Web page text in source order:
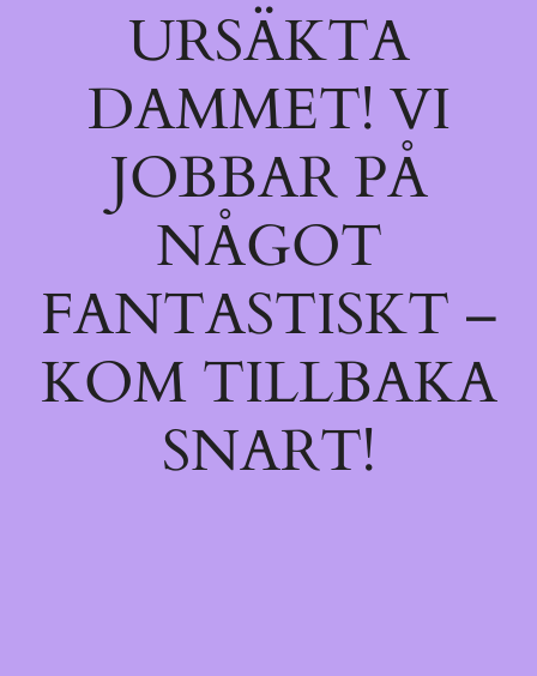
URSÄKTA
DAMMET! VI
JOBBAR PÅ
NÅGOT
FANTASTISKT –
KOM TILLBAKA
SNART!